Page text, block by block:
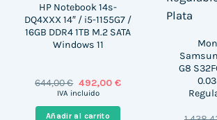
HP Notebook 14s-
DQ4XXX 14″ / i5-1155G7 /
16GB DDR4 1TB M.2 SATA
Windows 11
644,00€ El
precio
era:
492,00 €El
es:
IVA incluido
Añadir al carrito
G8